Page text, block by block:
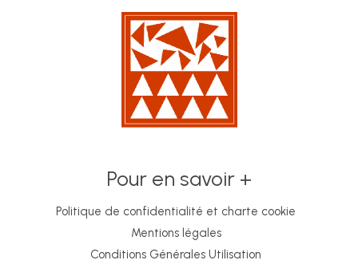
Pour en savoir +
Politique de confidentialité et charte cookie
Mentions légales
Conditions Générales Utilisation